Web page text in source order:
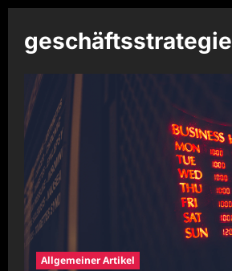
geschäftsstrategie
Allgemeiner Artikel